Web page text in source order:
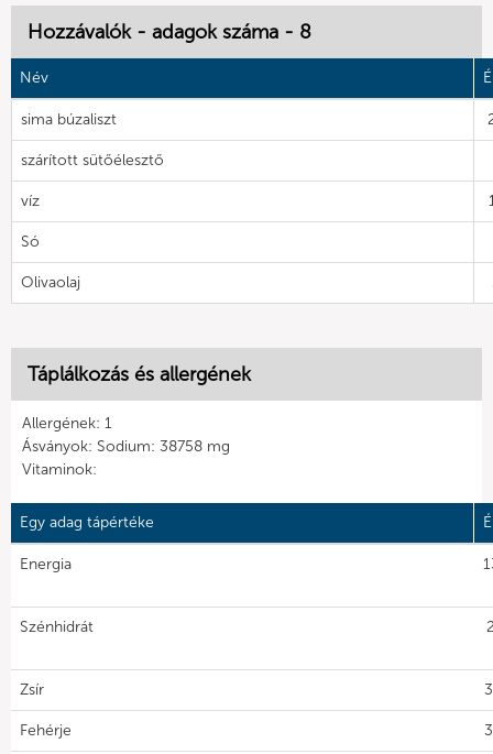
Hozzávalók - adagok száma - 8
Név
sima búzaliszt
szárított sütőélesztő
víz
Só
Olivaolaj
Táplálkozás és allergének
Allergének: 1
Ásványok: Sodium: 38758 mg
Vitaminok:
Egy adag tápértéke
Energia
Szénhidrát
Zsír
Fehérje